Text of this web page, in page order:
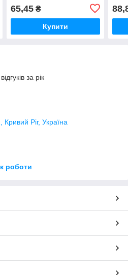
65,45₴
Купити
за рік
Ріг, Україна
роботи